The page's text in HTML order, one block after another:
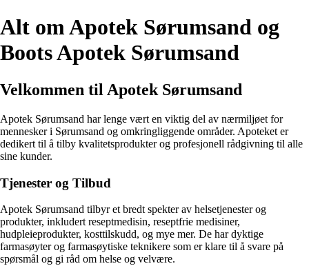
Alt om Apotek Sørumsand og
Boots Apotek Sørumsand
Velkommen til Apotek Sørumsand
Apotek Sørumsand har lenge vært en viktig del av nærmiljøet for
mennesker i Sørumsand og omkringliggende områder. Apoteket er
dedikert til å tilby kvalitetsprodukter og profesjonell rådgivning til alle
sine kunder.
Tjenester og Tilbud
Apotek Sørumsand tilbyr et bredt spekter av helsetjenester og
produkter, inkludert reseptmedisin, reseptfrie medisiner,
hudpleieprodukter, kosttilskudd, og mye mer. De har dyktige
farmasøyter og farmasøytiske teknikere som er klare til å svare på
spørsmål og gi råd om helse og velvære.